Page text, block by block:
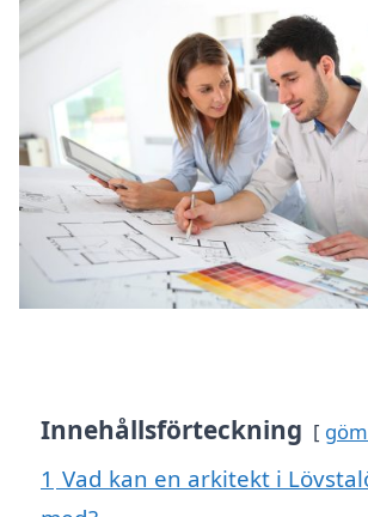
Innehållsförteckning
1 Vad kan en arkitekt i